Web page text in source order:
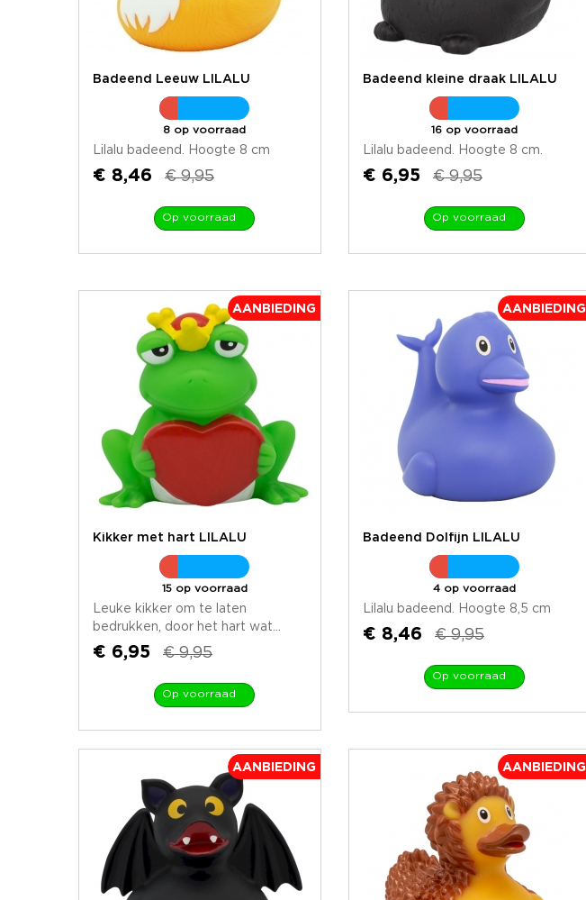
Badeend Leeuw LILALU
8 op voorraad
Lilalu badeend. Hoogte 8 cm
€ 8,46 € 9,95
Op voorraad
Badeend kleine draak LILALU
16 op voorraad
Lilalu badeend. Hoogte 8 cm.
€ 6,95 € 9,95
Op voorraad
AANBIEDING
Kikker met hart LILALU
15 op voorraad
Leuke kikker om te laten
bedrukken, door het hart wat...
€ 6,95 € 9,95
Op voorraad
AANBIEDING
Badeend Dolfijn LILALU
4 op voorraad
Lilalu badeend. Hoogte 8,5 cm
€ 8,46 € 9,95
Op voorraad
AANBIEDING AANBIEDING